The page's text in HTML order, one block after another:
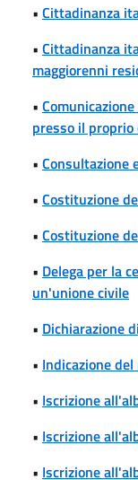
• Cittadinanza
• Cittadinanza
maggiorenni
•
presso il
• Consultazione
• Costituzione
• Costituzione
• Delega per la
un'unione civile
• Dichiarazione
• Indicazione
• Iscrizione
• Iscrizione
• Iscrizione